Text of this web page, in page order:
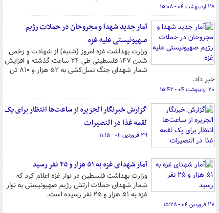
۲۸ اردیبهشت ۰۴ - ۱۵:۰۸
آمار جدید شهدا و مجروحان در حملات رژیم
صهیونیستی علیه غزه
وزارت بهداشت غزه امروز (شنبه) از شهادت و زخمی
شدن ۱۴۷ فلسطینی طی ۲۴ ساعت گذشته و افزایش
شمار شهدای جنگ نسل‌کشی به ۵۲ هزار و ۸۱۰ تن
خبر داد.
۲۰ اردیبهشت ۰۴ - ۱۵:۴۲
گزارش خبرنگار الجزیره از ساعت‌ها انتظار برای یک
لقمه غذا در النصیرات
۲۹ فروردین ۰۴ - ۱۱:۱۵
آمار شهدای غزه به ۵۱ هزار و ۲۵ نفر رسید
وزارت بهداشت فلسطین در نوار غزه اعلام کرد که
شمار شهدای حملات ارتش رژیم صهیونیستی به نوار
غزه به ۵۱ هزار و ۲۵ نفر رسیده است.
۲۷ فروردین ۰۴ - ۱۵:۲۸